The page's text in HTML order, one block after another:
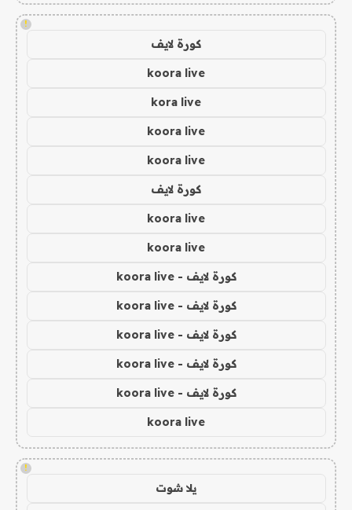
!
كورة لايف
koora live
kora live
koora live
koora live
كورة لايف
koora live
koora live
كورة لايف - koora live
كورة لايف - koora live
كورة لايف - koora live
كورة لايف - koora live
كورة لايف - koora live
koora live
!
يلا شوت